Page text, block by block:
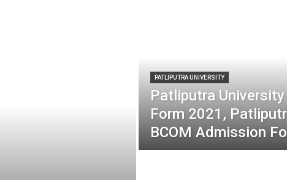
PATLIPUTRA UNIVERSITY
Patliputra
Form 2021,
BCOM Admission